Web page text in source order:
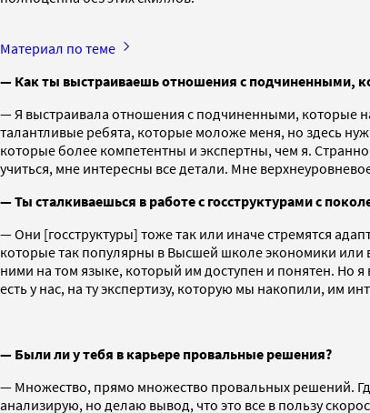
Материал по теме
— Как ты выстраиваешь отношения с подчиненными,
— Я выстраивала отношения с подчиненными, которые
талантливые ребята, которые моложе меня, но здесь
которые более компетентны и экспертны, чем я.
учиться, мне интересны все детали. Мне
— Ты сталкиваешься в работе с госструктурами с
— Они [госструктуры] тоже так или иначе стремятся
которые так популярны в Высшей школе экономики или
ними на том языке, который им доступен и понятен. Но
есть у нас, на ту экспертизу, которую мы накопили, им
— Были ли у тебя в карьере провальные решения?
— Множество, прямо множество провальных решений.
анализирую, но делаю вывод, что это все в пользу